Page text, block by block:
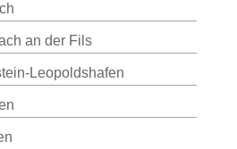
an der Fils
Leopoldshafen